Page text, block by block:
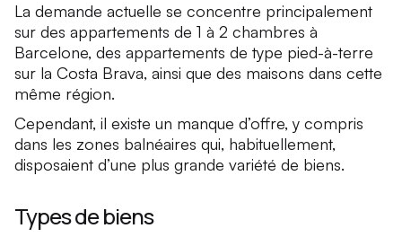
La demande actuelle se concentre principalement
sur des appartements de 1 à 2 chambres à
Barcelone, des appartements de type pied-à-terre
sur la Costa Brava, ainsi que des maisons dans cette
même région.
Cependant, il existe un manque d’offre, y compris
dans les zones balnéaires qui, habituellement,
disposaient d’une plus grande variété de biens.
Types de biens